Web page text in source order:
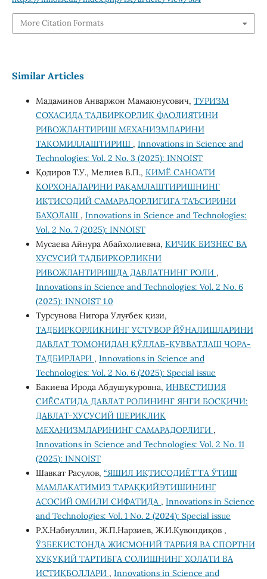
More Citation Formats
Similar Articles
Мадаминов Анваржон Мамаюнусович, ТУРИЗМ
СОҲАСИДА ТАДБИРКОРЛИК ФАОЛИЯТИНИ
РИВОЖЛАНТИРИШ МЕХАНИЗМЛАРИНИ
ТАКОМИЛЛАШТИРИШ , Innovations in Science and
Technologies: Vol. 2 No. 3 (2025): INNOIST
Қодиров Т.У., Мелиев В.П., КИМЁ САНОАТИ
КОРХОНАЛАРИНИ РАҚАМЛАШТИРИШНИНГ
ИҚТИСОДИЙ САМАРАДОРЛИГИГА ТАЪСИРИНИ
БАҲОЛАШ , Innovations in Science and Technologies:
Vol. 2 No. 7 (2025): INNOIST
Мусаева Айнура Абайхолиевна, КИЧИК БИЗНЕС ВА
ХУСУСИЙ ТАДБИРКОРЛИКНИ
РИВОЖЛАНТИРИШДА ДАВЛАТНИНГ РОЛИ ,
Innovations in Science and Technologies: Vol. 2 No. 6
(2025): INNOIST 1.0
Турсунова Нигора Улуғбек қизи,
ТАДБИРКОРЛИКНИНГ УСТУВОР ЙЎНАЛИШЛАРИНИ
ДАВЛАТ ТОМОНИДАН ҚЎЛЛАБ-ҚУВВАТЛАШ ЧОРА-
ТАДБИРЛАРИ , Innovations in Science and
Technologies: Vol. 2 No. 6 (2025): Special issue
Бакиева Ирода Абдушукуровна, ИНВЕСТИЦИЯ
СИЁСАТИДА ДАВЛАТ РОЛИНИНГ ЯНГИ БОСҚИЧИ:
ДАВЛАТ-ХУСУСИЙ ШЕРИКЛИК
МЕХАНИЗМЛАРИНИНГ САМАРАДОРЛИГИ ,
Innovations in Science and Technologies: Vol. 2 No. 11
(2025): INNOIST
Шавкат Расулов, “ЯШИЛ ИҚТИСОДИЁТ”ГА ЎТИШ
МАМЛАКАТИМИЗ ТАРАҚҚИЙЭТИШИНИНГ
АСОСИЙ ОМИЛИ СИФАТИДА , Innovations in Science
and Technologies: Vol. 1 No. 2 (2024): Special issue
Р.Х.Набиуллин, Ж.П.Нарзиев, Ж.И.Қувондиқов ,
ЎЗБЕКИСТОНДА ЖИСМОНИЙ ТАРБИЯ ВА СПОРТНИ
ҲУҚУҚИЙ ТАРТИБГА СОЛИШНИНГ ҲОЛАТИ ВА
ИСТИҚБОЛЛАРИ , Innovations in Science and